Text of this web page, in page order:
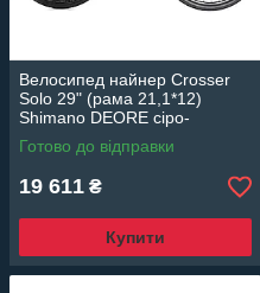
Велосипед найнер Crosser
Solo 29" (рама 21,1*12)
Shimano DEORE сіро-
червоний
Готово до відправки
19 611 ₴
Купити